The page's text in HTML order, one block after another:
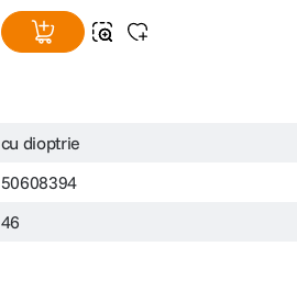
cu dioptrie
50608394
46